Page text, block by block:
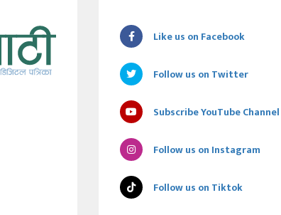
Like us on Facebook
Follow us on Twitter
Subscribe YouTube Channel
Follow us on Instagram
Follow us on Tiktok